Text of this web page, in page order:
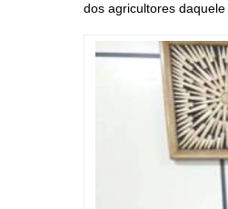
dos agricultores